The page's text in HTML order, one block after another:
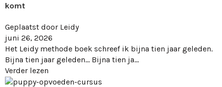
komt
Geplaatst door Leidy
juni 26, 2026
Het Leidy methode boek schreef ik bijna tien jaar geleden.
Bijna tien jaar geleden… Bijna tien ja...
Verder lezen